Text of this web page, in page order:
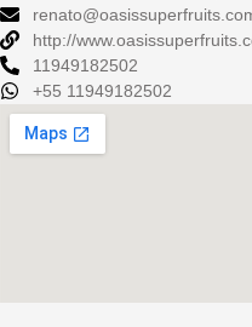
http://
11949182502
+55 11949182502